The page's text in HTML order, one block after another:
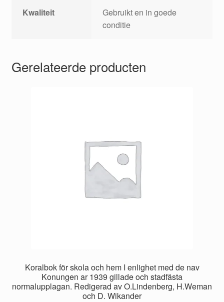
Kwaliteit
Gebruikt en in goede
conditie
Gerelateerde producten
Koralbok för skola och hem I enlighet med de nav
Konungen ar 1939 gillade och stadfästa
normalupplagan. Redigerad av O.Lindenberg, H.Weman
och D. Wikander